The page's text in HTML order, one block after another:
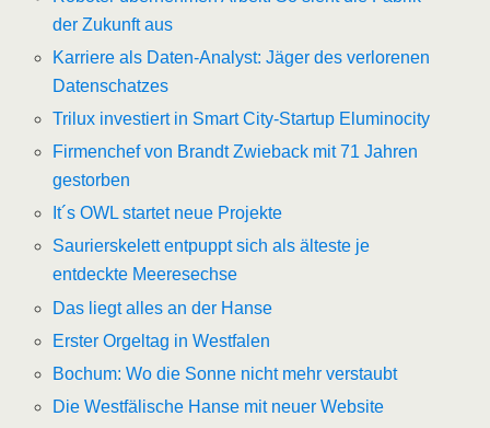
der Zukunft aus
Karriere als Daten-Analyst: Jäger des verlorenen
Datenschatzes
Trilux investiert in Smart City-Startup Eluminocity
Firmenchef von Brandt Zwieback mit 71 Jahren
gestorben
It´s OWL startet neue Projekte
Saurierskelett entpuppt sich als älteste je
entdeckte Meeresechse
Das liegt alles an der Hanse
Erster Orgeltag in Westfalen
Bochum: Wo die Sonne nicht mehr verstaubt
Die Westfälische Hanse mit neuer Website